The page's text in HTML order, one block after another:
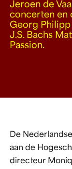
Jeroen de
concerten en
Georg Philipp
J.S. Bachs
Passion.
De
aan de
directeur